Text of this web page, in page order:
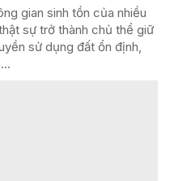
gian sinh tồn của nhiều
sự trở thành chủ thể giữ
sử dụng đất ổn định,